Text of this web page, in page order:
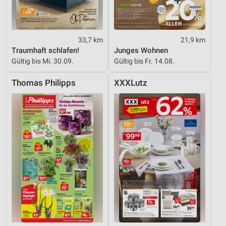
33,7 km
Traumhaft schlafen!
Gültig bis Mi. 30.09.
21,9 km
Junges Wohnen
Gültig bis Fr. 14.08.
Thomas Philipps XXXLutz
Kombinationen von Daten aus verschiedenen
Quellen
Entwicklung und Verbesserung der Angebote
Verwendung reduzierter Daten zur Auswahl von
Inhalten
IAB-Besonderheiten:
Verwendung genauer Standortdaten
Geräte anhand von aktiv angeforderten
Informationen identifizieren
Nicht-IAB-Verarbeitungszwecke:
Notwendig
Performance
Funktional
Werbung